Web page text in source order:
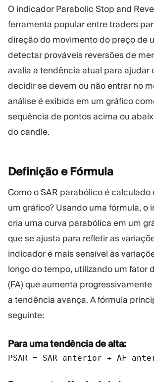
O indicador Parabolic Stop and
ferramenta popular entre traders
direção do movimento do preço de
detectar prováveis reversões de
avalia a tendência atual para ajudar
decidir se devem ou não entrar no
análise é exibida em um gráfico
sequência de pontos acima ou
do candle.
Definição eFórmula
Como o SAR parabólico é calculado
um gráfico? Usando uma fórmula, o
cria uma curva parabólica em um
que se ajusta para refletir as
indicador é mais sensível às
longo do tempo, utilizando um fator
(FA) que aumenta
a tendência avança. A fórmula
seguinte:
Para uma tendência de alta:
PSAR = SAR anterior + AF
MÓDULOS
Plataforma Trading
RECURSOS
Guia de marketing
Blog
Glossário
Tutoriais em vídeo
Calculadora de lucro
SIGA-NOS